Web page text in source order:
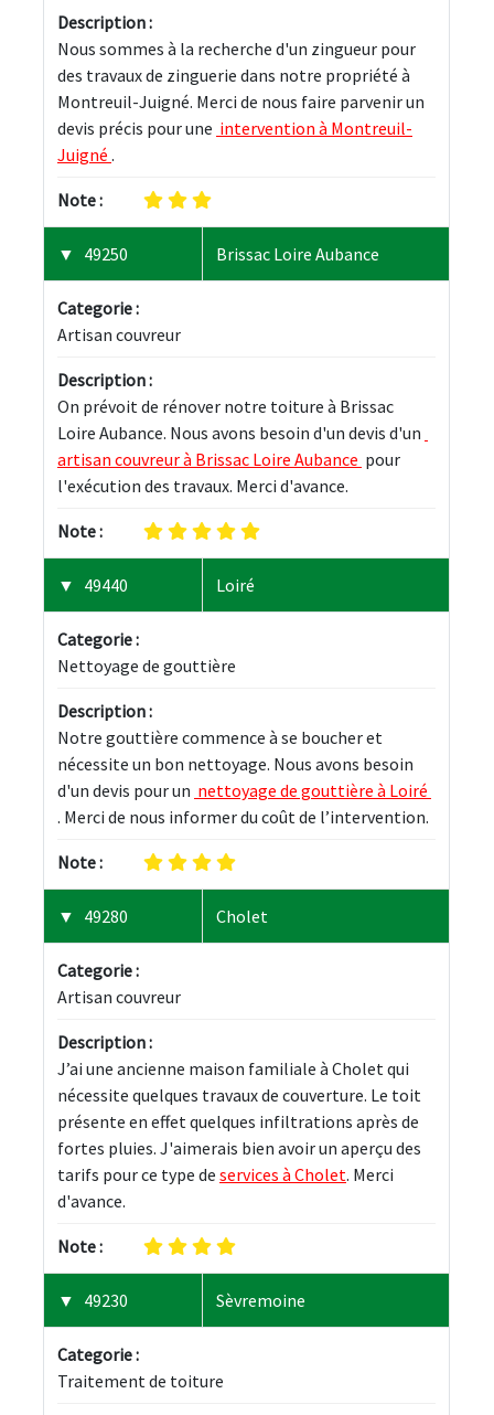
Description :
Nous sommes à la recherche d'un zingueur pour
des travaux de zinguerie dans notre propriété à
Montreuil-Juigné. Merci de nous faire parvenir un
devis précis pour une intervention à Montreuil-
Juigné .
Note :
49250 Brissac Loire Aubance
Categorie :
Artisan couvreur
Description :
On prévoit de rénover notre toiture à Brissac
Loire Aubance. Nous avons besoin d'un devis d'un
artisan couvreur à Brissac Loire Aubance pour
l'exécution des travaux. Merci d'avance.
Note :
49440 Loiré
Categorie :
Nettoyage de gouttière
Description :
Notre gouttière commence à se boucher et
nécessite un bon nettoyage. Nous avons besoin
d'un devis pour un nettoyage de gouttière à Loiré
. Merci de nous informer du coût de l’intervention.
Note :
49280 Cholet
Categorie :
Artisan couvreur
Description :
J’ai une ancienne maison familiale à Cholet qui
nécessite quelques travaux de couverture. Le toit
présente en effet quelques infiltrations après de
fortes pluies. J'aimerais bien avoir un aperçu des
tarifs pour ce type de services à Cholet. Merci
d'avance.
Note :
49230 Sèvremoine
Categorie :
Traitement de toiture